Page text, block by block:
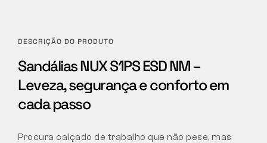
DESCRIÇÃO DO PRODUTO
Sandálias NUX S1PS ESD NM –
Leveza, segurança e conforto em
cada passo
Procura calçado de trabalho que não pese, mas